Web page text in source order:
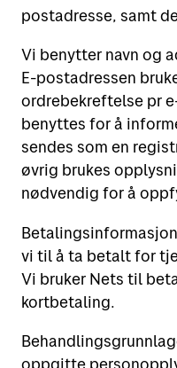
postadresse, samt
Vi benytter navn og
E-postadressen
ordrebekreftelse pr
benyttes for å
sendes som en
øvrig brukes
nødvendig for å
vi til å ta betalt for
Vi bruker Nets til
kortbetaling.